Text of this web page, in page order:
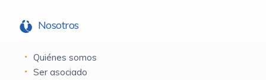
Nosotros
Quiénes somos
Ser asociado